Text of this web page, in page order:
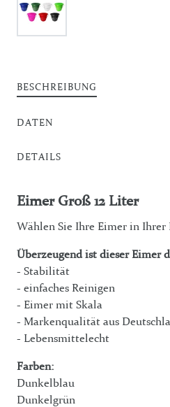
BESCHREIBUNG
DATEN
DETAILS
Eimer Groß 12 Liter
Wählen Sie Ihre Eimer in Ihrer
Überzeugend ist dieser Eimer
- Stabilität
- einfaches Reinigen
- Eimer mit Skala
- Markenqualität aus
- Lebensmittelecht
Farben:
Dunkelblau
Dunkelgrün